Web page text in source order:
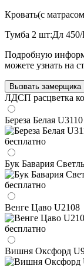
Кровать(с
Тумба 2 шт:Дл
Подробную
можете узнать на
Вызвать замерщика
ЛДСП расцветка
Береза Белая U3110
бесплатно
Бук Бавария
бесплатно
Венге Цаво U2108
бесплатно
Вишня Оксфорд